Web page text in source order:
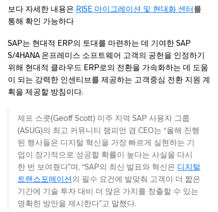
보다 자세한 내용은 RISE 마이그레이션 및 현대화 센터 를
통해 확인 가능하다
SAP는 현대적 ERP의 토대를 마련하는 데 기여한 SAP
S/4HANA 온프레미스 소프트웨어 고객의 공헌을 인정하기
위해 현대적 클라우드 ERP로의 전환을 가속화하는 데 도움
이 되는 강력한 인센티브를 제공하는 고객중심 전환 지원 계
획을 제공할 방침이다.
제프 스콧(Geoff Scott) 미주 지역 SAP 사용자 그룹
(ASUG)의 최고 커뮤니티 챔피언 겸 CEO는 “올해 진행
된 행사들은 디지털 혁신을 가장 빠르게 실현하는 기
업이 장기적으로 성공할 확률이 높다는 사실을 다시
한 번 보여줬다”며, “SAP의 최신 발표와 혁신은 디지털
트랜스포메이션 의 필수 요건에 발맞춰 고객이 더 짧은
기간에 기술 투자 대비 더 많은 가치를 창출할 수 있는
명확한 방안을 제시한다”고 말했다.